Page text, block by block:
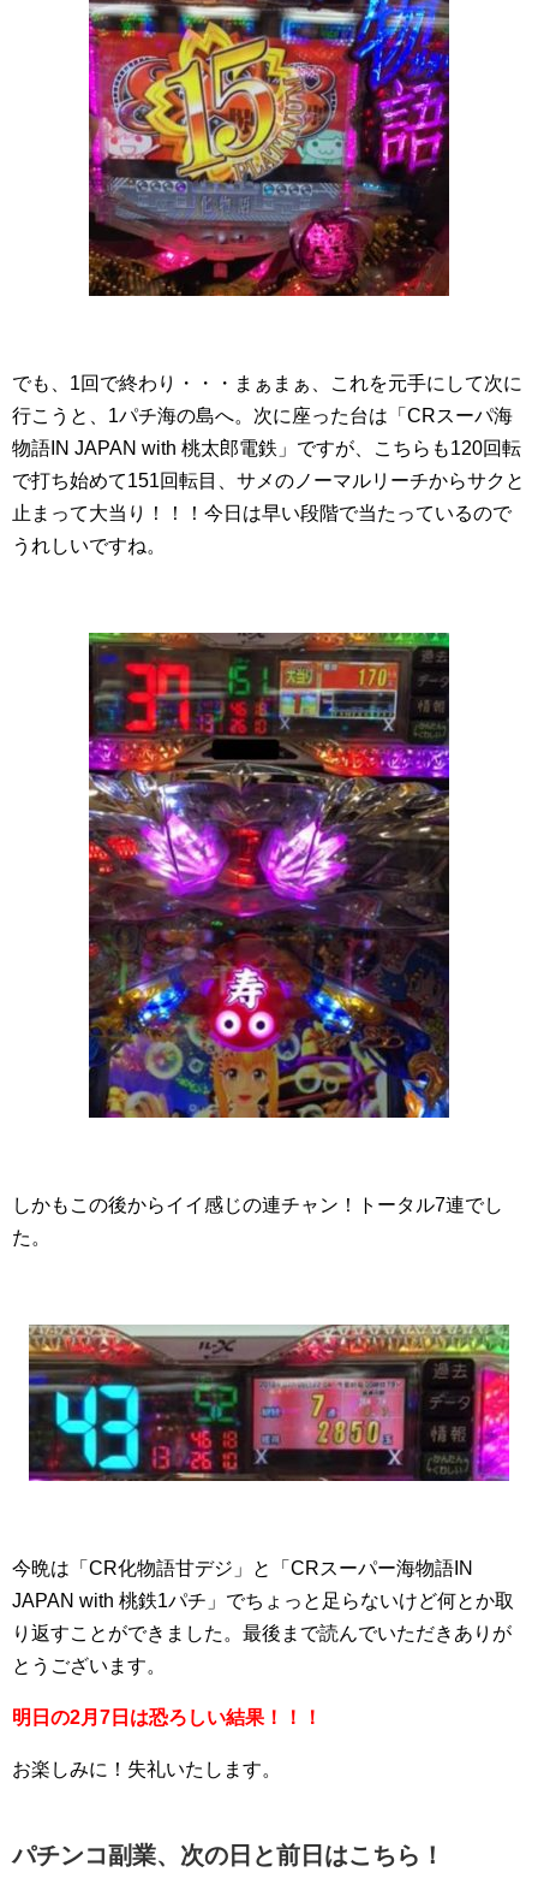
でも、1回で終わり・・・まぁまぁ、これを元手にして次に
行こうと、1パチ海の島へ。次に座った台は「CRスーパ海
物語IN JAPAN with 桃太郎電鉄」ですが、こちらも120回転
で打ち始めて151回転目、サメのノーマルリーチからサクと
止まって大当り！！！今日は早い段階で当たっているので
うれしいですね。
しかもこの後からイイ感じの連チャン！トータル7連でし
た。
今晩は「CR化物語甘デジ」と「CRスーパー海物語IN
JAPAN with 桃鉄1パチ」でちょっと足らないけど何とか取
り返すことができました。最後まで読んでいただきありが
とうございます。
明日の2月7日は恐ろしい結果！！！
お楽しみに！失礼いたします。
パチンコ副業、次の日と前日はこちら！